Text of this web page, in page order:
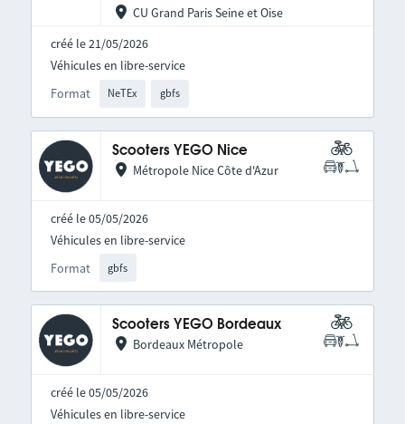
CU Grand Paris Seine et Oise
créé le 21/05/2026
Format NeTEx gbfs
Véhicules en libre-service
Scooters YEGO Nice
Métropole Nice Côte d'Azur
créé le 05/05/2026
Format gbfs
Véhicules en libre-service
Scooters YEGO Bordeaux
Bordeaux Métropole
créé le 05/05/2026
Véhicules en libre-service